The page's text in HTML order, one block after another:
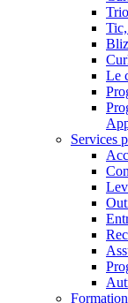
Le
Services